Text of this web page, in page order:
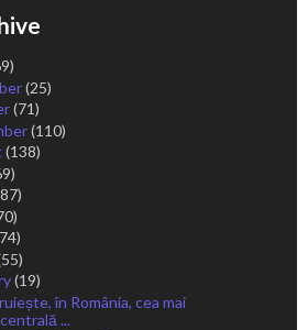
(25)
(71)
(110)
(138)
(19)
în România, cea mai
...